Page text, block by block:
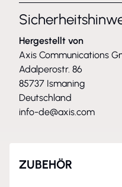
Hergestellt von
Axis Communications
Adalperostr. 86
85737 Ismaning
Deutschland
info-de@axis.com
ZUBEHÖR